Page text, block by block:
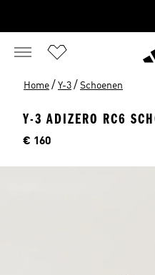
Home / Y-3 / Schoenen
Y-3 ADIZERO RC6
Price
€ 160